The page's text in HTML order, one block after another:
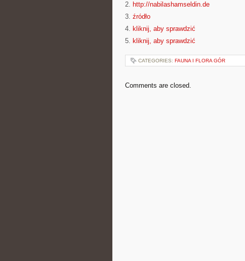
2. http://nabilashamseldin.de
3. źródło
4. kliknij, aby sprawdzić
5. kliknij, aby sprawdzić
CATEGORIES: FAUNA I FLORA GÓR
Comments are closed.